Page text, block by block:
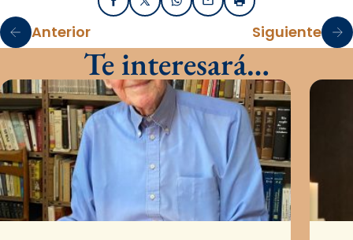
FacebookX / TwitterWhatsApp
EmailImprimir
Anterior Siguiente
Te interesará…